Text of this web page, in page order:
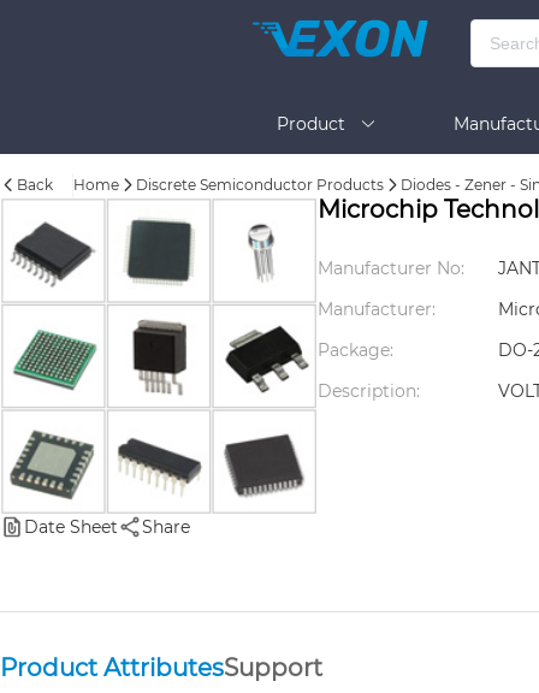
Product
BOM Tool Help
Back Home Discrete Semiconductor Products Diodes - Zener -
Microchip
Manufacturer No:
Manufacturer:
Package:
DO-
Description:
Date Sheet Share
Product AttributesSupport